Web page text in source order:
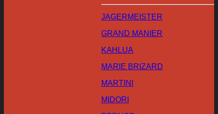
JAGERMEISTER
GRAND MANIER
KAHLUA
MARIE BRIZARD
MARTINI
MIDORI